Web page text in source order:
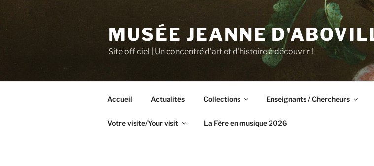
contenu
MUSÉE JEANNE
Site officiel | Un concentré d'art et d'histoire à découvrir !
Accueil Actualités Collections Enseignants / Chercheurs
Votre visite/Your visit La Fère en musique 2026